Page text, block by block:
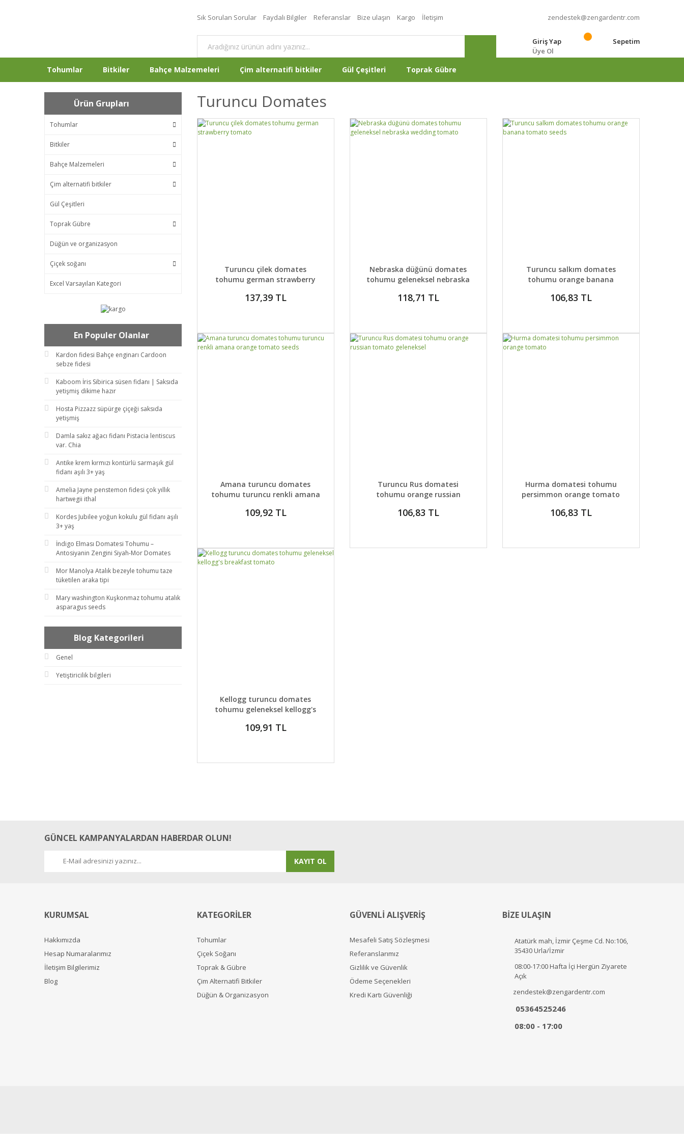
Sık Sorulan Sorular Faydalı Bilgiler Referanslar Bize ulaşın Kargo İletişim zendestek@zengardentr.com
Giriş Yap
Üye Ol
Sepetim
Tohumlar Bitkiler Bahçe Malzemeleri Çim alternatifi bitkiler Gül Çeşitleri Toprak Gübre
Ürün Grupları
Tohumlar
Bitkiler
Bahçe Malzemeleri
Çim alternatifi bitkiler
Gül Çeşitleri
Toprak Gübre
Düğün ve organizasyon
Çiçek soğanı
Excel Varsayılan Kategori
En Populer Olanlar
Kardon fidesi Bahçe enginarı Cardoon
sebze fidesi
Kaboom İris Sibirica süsen fidanı | Saksıda
yetişmiş dikime hazır
Hosta Pizzazz süpürge çiçeği saksıda
yetişmiş
Damla sakız ağacı fidanı Pistacia lentiscus
var. Chia
Antike krem kırmızı kontürlü sarmaşık gül
fidanı aşılı 3+ yaş
Amelia Jayne penstemon fidesi çok yıllık
hartwegii ithal
Kordes Jubilee yoğun kokulu gül fidanı aşılı
3+ yaş
İndigo Elması Domatesi Tohumu –
Antosiyanin Zengini Siyah-Mor Domates
Mor Manolya Atalık bezeyle tohumu taze
tüketilen araka tipi
Mary washington Kuşkonmaz tohumu atalık
asparagus seeds
Blog Kategorileri
Genel
Yetiştiricilik bilgileri
Turuncu Domates
DETAYLAR SEPETE EKLE
Turuncu çilek domates
tohumu german strawberry
137,39 TL
DETAYLAR SEPETE EKLE
Nebraska düğünü domates
tohumu geleneksel nebraska
118,71 TL
DETAYLAR SEPETE EKLE
Turuncu salkım domates
tohumu orange banana
106,83 TL
DETAYLAR SEPETE EKLE
Amana turuncu domates
tohumu turuncu renkli amana
109,92 TL
DETAYLAR GELİNCE HABER VER
Turuncu Rus domatesi
tohumu orange russian
106,83 TL
DETAYLAR GELİNCE HABER VER
Hurma domatesi tohumu
persimmon orange tomato
106,83 TL
DETAYLAR GELİNCE HABER VER
Kellogg turuncu domates
tohumu geleneksel kellogg's
109,91 TL
GÜNCEL KAMPANYALARDAN HABERDAR OLUN!
KAYIT OL
KURUMSAL
Hakkımızda
Hesap Numaralarımız
İletişim Bilgilerimiz
Blog
KATEGORİLER
Tohumlar
Çiçek Soğanı
Toprak & Gübre
Çim Alternatifi Bitkiler
Düğün & Organizasyon
GÜVENLİ ALIŞVERİŞ
Mesafeli Satış Sözleşmesi
Referanslarımız
Gizlilik ve Güvenlik
Ödeme Seçenekleri
Kredi Kartı Güvenliği
BİZE ULAŞIN
Atatürk mah, İzmir Çeşme Cd. No:106,
35430 Urla/İzmir
08:00-17:00 Hafta İçi Hergün Ziyarete
Açık
zendestek@zengardentr.com
05364525246
08:00 - 17:00